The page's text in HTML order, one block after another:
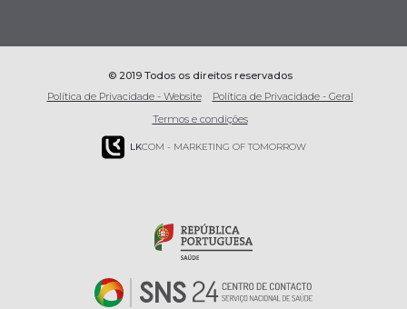
© 2019 Todos os direitos reservados
Política de Privacidade - Website
Política de Privacidade - Geral
Termos e condições
LKCOM - MARKETING OF TOMORROW